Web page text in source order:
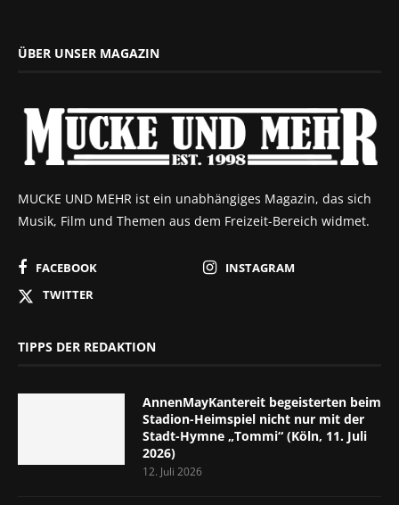
ÜBER UNSER MAGAZIN
MUCKE UND MEHR ist ein unabhängiges Magazin, das sich
Musik, Film und Themen aus dem Freizeit-Bereich widmet.
FACEBOOK
INSTAGRAM
TWITTER
TIPPS DER REDAKTION
AnnenMayKantereit begeisterten beim
Stadion-Heimspiel nicht nur mit der
Stadt-Hymne „Tommi“ (Köln, 11. Juli
2026)
12. Juli 2026